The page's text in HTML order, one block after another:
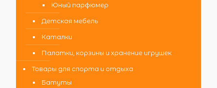
Юный парфюмер
Детская мебель
Каталки
Палатки, корзины и хранение игрушек
Товары для спорта и отдыха
Батуты